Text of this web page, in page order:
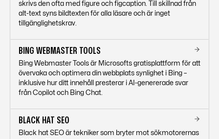
skrivs den ofta med figure och figcaption. Till skillnad från
alt-text syns bildtexten för alla läsare och är inget
tillgänglighetskrav.
BING WEBMASTER TOOLS
Bing Webmaster Tools är Microsofts gratisplattform för att
övervaka och optimera din webbplats synlighet i Bing –
inklusive hur ditt innehåll presterar i AI-genererade svar
från Copilot och Bing Chat.
BLACK HAT SEO
Black hat SEO är tekniker som bryter mot sökmotorernas